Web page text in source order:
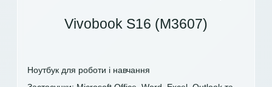
Vivobook S16 (M3607)
Ноутбук для роботи і навчання